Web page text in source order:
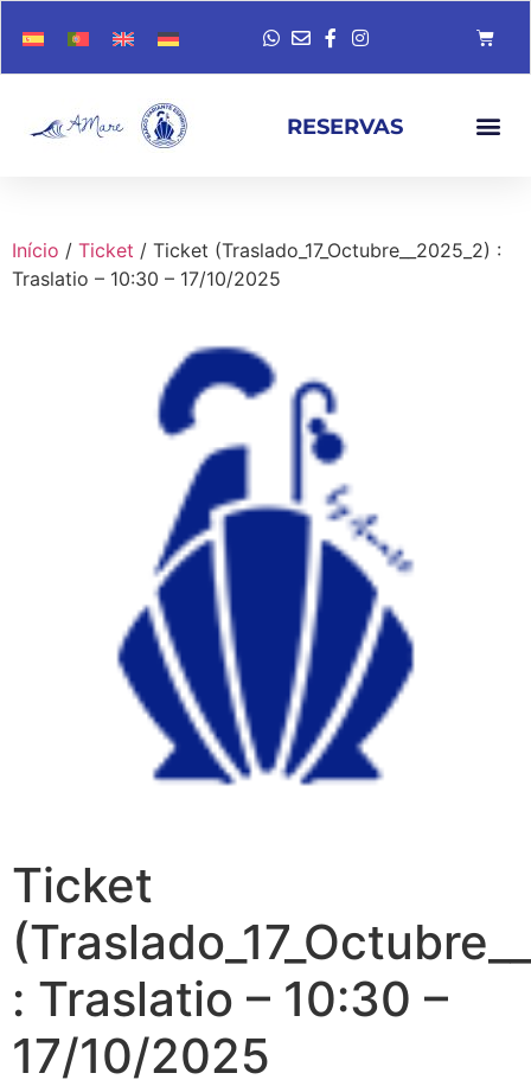
RESERVAS
Início / Ticket / Ticket (Traslado_17_Octubre__2025_2) :
Traslatio – 10:30 – 17/10/2025
Ticket
: Traslatio – 10:30 –
17/10/2025